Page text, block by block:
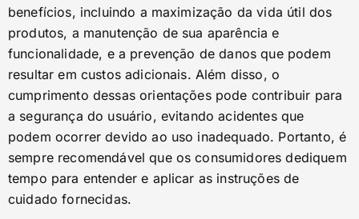
benefícios, incluindo a maximização da vida útil dos
produtos, a manutenção de sua aparência e
funcionalidade, e a prevenção de danos que podem
resultar em custos adicionais. Além disso, o
cumprimento dessas orientações pode contribuir para
a segurança do usuário, evitando acidentes que
podem ocorrer devido ao uso inadequado. Portanto, é
sempre recomendável que os consumidores dediquem
tempo para entender e aplicar as instruções de
cuidado fornecidas.